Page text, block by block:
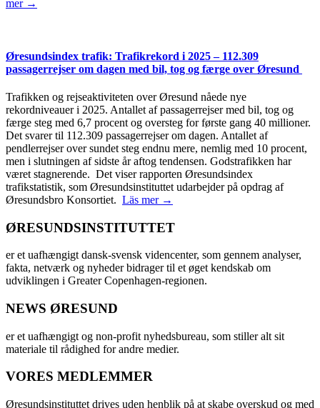
mer →
Øresundsindex trafik: Trafikrekord i 2025 – 112.309
passagerrejser om dagen med bil, tog og færge over Øresund
Trafikken og rejseaktiviteten over Øresund nåede nye
rekordniveauer i 2025. Antallet af passagerrejser med bil, tog og
færge steg med 6,7 procent og oversteg for første gang 40 millioner.
Det svarer til 112.309 passagerrejser om dagen. Antallet af
pendlerrejser over sundet steg endnu mere, nemlig med 10 procent,
men i slutningen af sidste år aftog tendensen. Godstrafikken har
været stagnerende. Det viser rapporten Øresundsindex
trafikstatistik, som Øresundsinstituttet udarbejder på opdrag af
Øresundsbro Konsortiet. Läs mer →
ØRESUNDSINSTITUTTET
er et uafhængigt dansk-svensk videncenter, som gennem analyser,
fakta, netværk og nyheder bidrager til et øget kendskab om
udviklingen i Greater Copenhagen-regionen.
NEWS ØRESUND
er et uafhængigt og non-profit nyhedsbureau, som stiller alt sit
materiale til rådighed for andre medier.
VORES MEDLEMMER
Øresundsinstituttet drives uden henblik på at skabe overskud og med